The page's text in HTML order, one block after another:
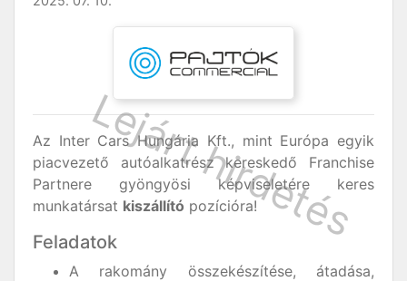
Az Inter Cars Hungária Kft., mint Európa egyik
piacvezető autóalkatrész kereskedő Franchise
Partnere gyöngyösi képviseletére keres
munkatársat kiszállító pozícióra!
Feladatok
A rakomány összekészítése, átadása,